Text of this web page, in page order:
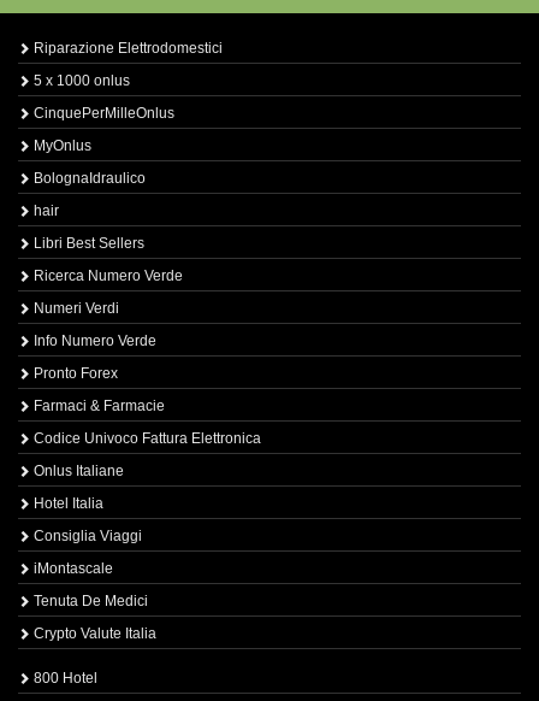
Riparazione Elettrodomestici
5 x 1000 onlus
CinquePerMilleOnlus
MyOnlus
BolognaIdraulico
hair
Libri Best Sellers
Ricerca Numero Verde
Numeri Verdi
Info Numero Verde
Pronto Forex
Farmaci & Farmacie
Codice Univoco Fattura Elettronica
Onlus Italiane
Hotel Italia
Consiglia Viaggi
iMontascale
Tenuta De Medici
Crypto Valute Italia
800 Hotel